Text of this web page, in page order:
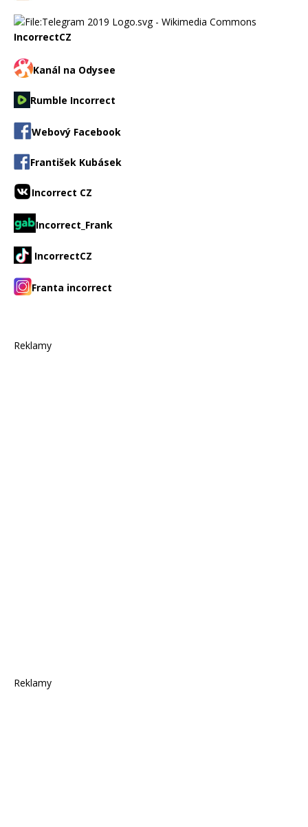
IncorrectCZ
Kanál na Odysee
Rumble Incorrect
Webový Facebook
František Kubásek
Incorrect CZ
Incorrect_Frank
IncorrectCZ
Franta incorrect
Reklamy
Reklamy